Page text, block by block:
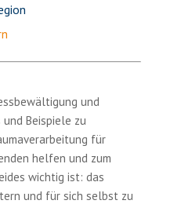
und
Beispiele zu
für
helfen und zum
wichtig ist: das
und für sich selbst zu